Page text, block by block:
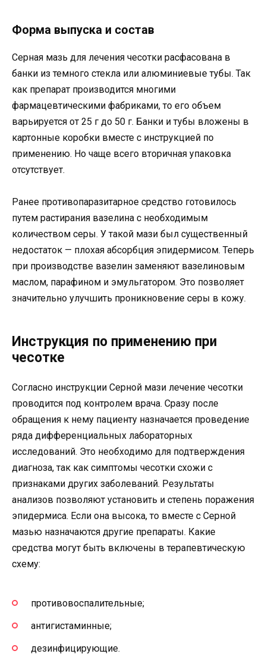
Форма выпуска и состав
Серная мазь для лечения чесотки расфасована в
банки из темного стекла или алюминиевые тубы. Так
как препарат производится многими
фармацевтическими фабриками, то его объем
варьируется от 25 г до 50 г. Банки и тубы вложены в
картонные коробки вместе с инструкцией по
применению. Но чаще всего вторичная упаковка
отсутствует.
Ранее противопаразитарное средство готовилось
путем растирания вазелина с необходимым
количеством серы. У такой мази был существенный
недостаток — плохая абсорбция эпидермисом. Теперь
при производстве вазелин заменяют вазелиновым
маслом, парафином и эмульгатором. Это позволяет
значительно улучшить проникновение серы в кожу.
Инструкция по применению при
чесотке
Согласно инструкции Серной мази лечение чесотки
проводится под контролем врача. Сразу после
обращения к нему пациенту назначается проведение
ряда дифференциальных лабораторных
исследований. Это необходимо для подтверждения
диагноза, так как симптомы чесотки схожи с
признаками других заболеваний. Результаты
анализов позволяют установить и степень поражения
эпидермиса. Если она высока, то вместе с Серной
мазью назначаются другие препараты. Какие
средства могут быть включены в терапевтическую
схему:
противовоспалительные;
антигистаминные;
дезинфицирующие.